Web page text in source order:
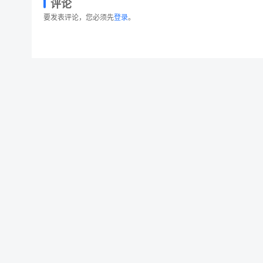
评论
要发表评论，您必须先登录。